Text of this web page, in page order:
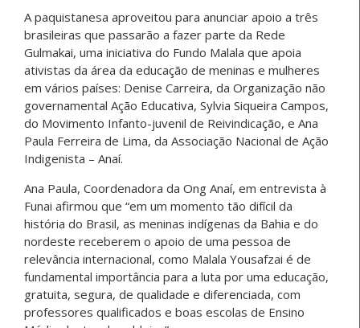
A paquistanesa aproveitou para anunciar apoio a três
brasileiras que passarão a fazer parte da Rede
Gulmakai, uma iniciativa do Fundo Malala que apoia
ativistas da área da educação de meninas e mulheres
em vários países: Denise Carreira, da Organização não
governamental Ação Educativa, Sylvia Siqueira Campos,
do Movimento Infanto-juvenil de Reivindicação, e Ana
Paula Ferreira de Lima, da Associação Nacional de Ação
Indigenista – Anaí.
Ana Paula, Coordenadora da Ong Anaí, em entrevista à
Funai afirmou que “em um momento tão difícil da
história do Brasil, as meninas indígenas da Bahia e do
nordeste receberem o apoio de uma pessoa de
relevância internacional, como Malala Yousafzai é de
fundamental importância para a luta por uma educação,
gratuita, segura, de qualidade e diferenciada, com
professores qualificados e boas escolas de Ensino